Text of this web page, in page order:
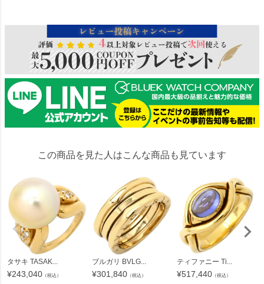
この商品を見た人はこんな商品も見ています
タサキ TASAK...
¥243,040 （税込）
ブルガリ BVLG...
¥301,840 （税込）
ティファニー Ti...
¥517,440 （税込）